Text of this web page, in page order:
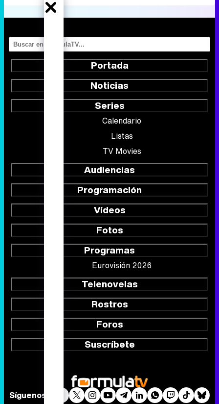
Portada
Noticias
Series
Calendario
Listas
TV Movies
Audiencias
Programación
Vídeos
Fotos
Programas
Eurovisión 2026
Telenovelas
Rostros
Foros
Suscríbete
Síguenos